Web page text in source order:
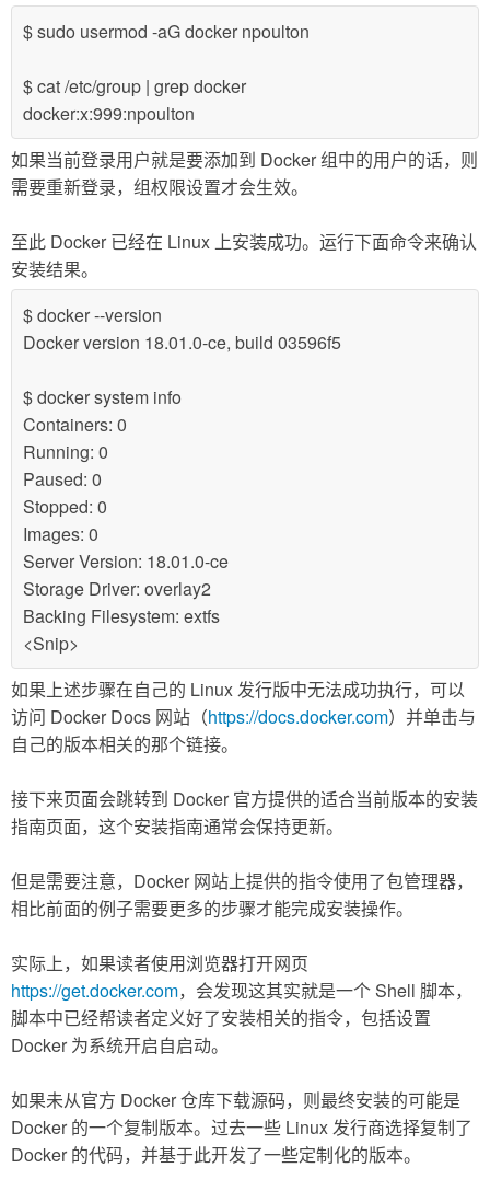
$ sudo usermod -aG docker npoulton
$ cat /etc/group | grep docker
docker:x:999:npoulton
如果当前登录用户就是要添加到 Docker 组中的用户的话，则
需要重新登录，组权限设置才会生效。
至此 Docker 已经在 Linux 上安装成功。运行下面命令来确认
安装结果。
$ docker --version
Docker version 18.01.0-ce, build 03596f5
$ docker system info
Containers: 0
Running: 0
Paused: 0
Stopped: 0
Images: 0
Server Version: 18.01.0-ce
Storage Driver: overlay2
Backing Filesystem: extfs
<Snip>
如果上述步骤在自己的 Linux 发行版中无法成功执行，可以
访问 Docker Docs 网站（https://docs.docker.com）并单击与
自己的版本相关的那个链接。
接下来页面会跳转到 Docker 官方提供的适合当前版本的安装
指南页面，这个安装指南通常会保持更新。
但是需要注意，Docker 网站上提供的指令使用了包管理器，
相比前面的例子需要更多的步骤才能完成安装操作。
实际上，如果读者使用浏览器打开网页
https://get.docker.com，会发现这其实就是一个 Shell 脚本，
脚本中已经帮读者定义好了安装相关的指令，包括设置
Docker 为系统开启自启动。
如果未从官方 Docker 仓库下载源码，则最终安装的可能是
Docker 的一个复制版本。过去一些 Linux 发行商选择复制了
Docker 的代码，并基于此开发了一些定制化的版本。